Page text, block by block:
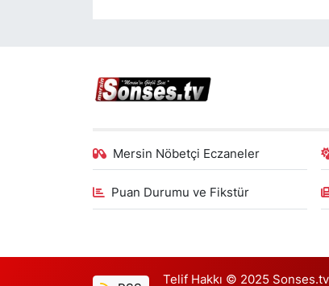
Mersin Nöbetçi Eczaneler
Puan Durumu ve Fikstür
Telif Hakkı © 2025